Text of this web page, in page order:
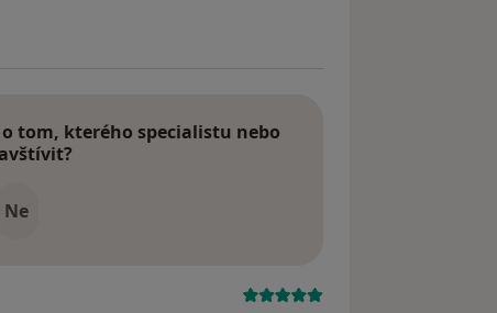
tom, kterého specialistu nebo
Ne